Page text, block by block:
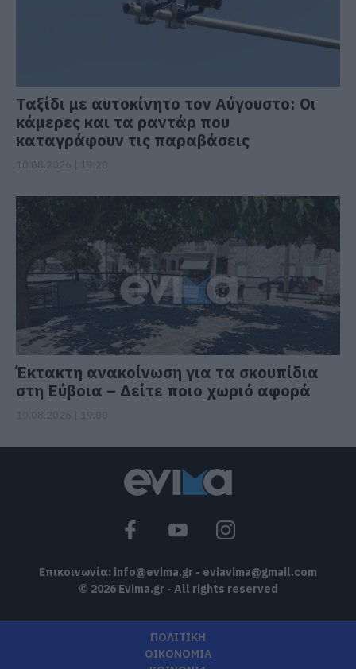
Ταξίδι με αυτοκίνητο τον Αύγουστο: Οι
κάμερες και τα ραντάρ που
καταγράφουν τις παραβάσεις
Έκτακτη ανακοίνωση για τα σκουπίδια
στη Εύβοια – Δείτε ποιο χωριό αφορά
Επικοινωνία: info@evima.gr - eviavima@gmail.com
© 2026 Evima.gr - All rights reserved
ΠΟΛΙΤΙΚΗ
ΟΙΚΟΝΟΜΙΑ